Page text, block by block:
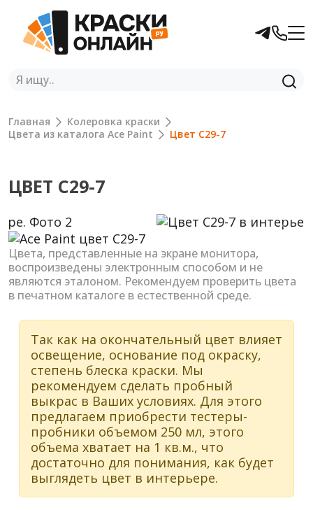
Главная
Колеровка краски
Цвета из каталога Ace Paint
Цвет C29-7
ЦВЕТ C29-7
Previous Next
Цвета, представленные на экране монитора,
воспроизведены электронным способом и не
являются эталоном. Рекомендуем проверить цвета
в печатном каталоге в естественной среде.
Так как на окончательный цвет влияет
освещение, основание под окраску,
степень блеска краски. Мы
рекомендуем сделать пробный
выкрас в Ваших условиях. Для этого
предлагаем приобрести тестеры-
пробники объемом 250 мл, этого
объема хватает на 1 кв.м., что
достаточно для понимания, как будет
выглядеть цвет в интерьере.